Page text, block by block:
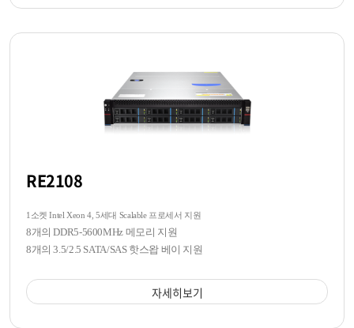
RE2108
1소켓 Intel Xeon 4, 5세대 Scalable 프로세서 지원
8개의 DDR5-5600MHz 메모리 지원
8개의 3.5/2.5 SATA/SAS 핫스왑 베이 지원
자세히보기